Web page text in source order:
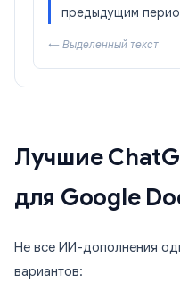
предыдущим
← Выделенный текст
Лучшие
для Google
Не все ИИ-дополнения
вариантов: